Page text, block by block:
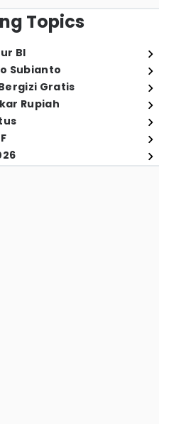
Topics
BI
Subianto
Gratis
Rupiah